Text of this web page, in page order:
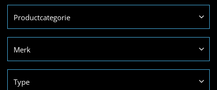
Productcategorie
Merk
Type